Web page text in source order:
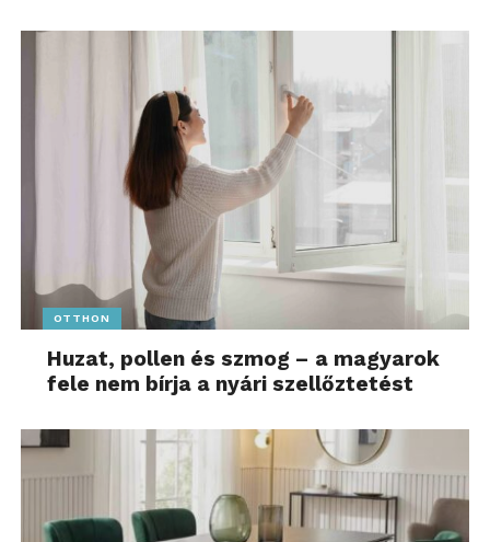
OTTHON
Huzat, pollen és szmog – a magyarok
fele nem bírja a nyári szellőztetést